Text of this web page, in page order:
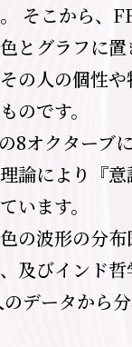
。 そこから、
とグラフに
の人の個性
のです。
8オクターブ
論により『
います。
の波形の分
及びインド
データから